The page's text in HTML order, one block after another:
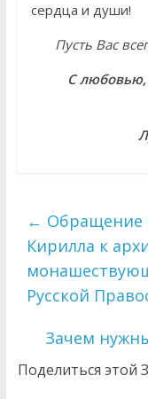
сердца и души!
Пусть Вас
С любовью,
← Обращение
Кирилла к
Русской
Зачем
Поделиться этой